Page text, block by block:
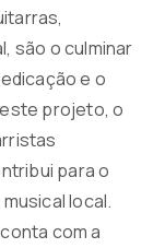
são o culminar
e o
projeto, o
para o
local.
com a